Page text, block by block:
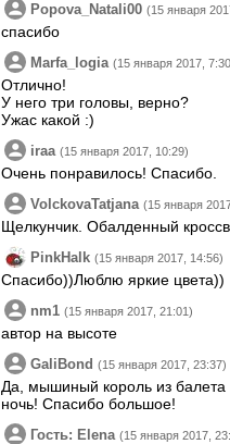
Popova_Natali00 (15 января
спасибо
Marfa_logia (15 января 2017,
Отлично!
У него три головы, верно?
Ужас какой :)
iraa (15 января 2017, 10:29)
Очень понравилось! Спасибо.
VolckovaTatjana (15 января
Щелкунчик. Обалденный
PinkHalk (15 января 2017, 14:56)
Спасибо))Люблю яркие цвета))
nm1 (15 января 2017, 21:01)
автор на высоте
GaliBond (15 января 2017, 23:37)
Да, мышиный король из балета
ночь! Спасибо большое!
Гость: Elena (15 января 2017,